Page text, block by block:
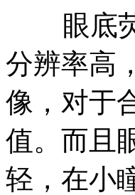
眼底荧
分辨率高
像，对于
值。而且
轻，在小